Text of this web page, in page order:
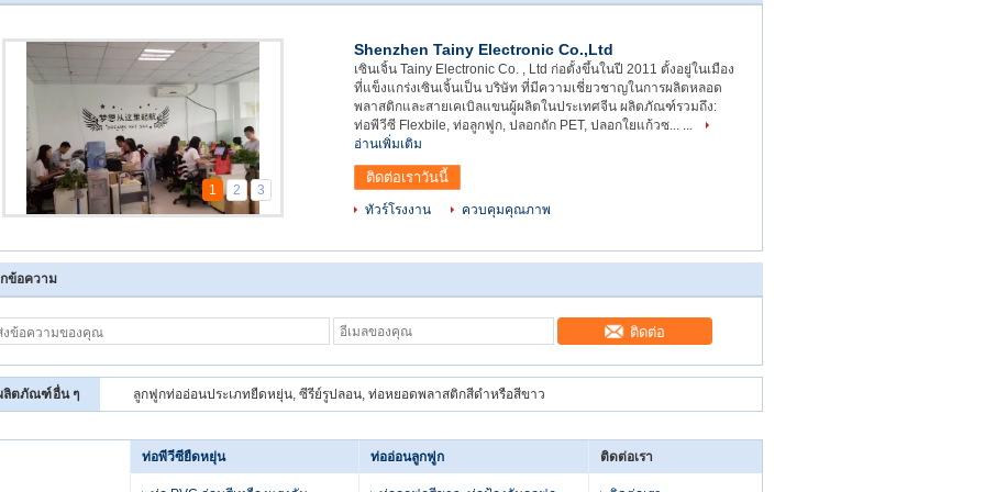
1 2 3
Shenzhen Tainy Electronic Co.,Ltd
เซินเจิ้น Tainy Electronic Co. , Ltd ก่อตั้งขึ้นในปี 2011 ตั้งอยู่ในเมือง
ที่แข็งแกร่งเซินเจิ้นเป็น บริษัท ที่มีความเชี่ยวชาญในการผลิตหลอด
พลาสติกและสายเคเบิลแขนผู้ผลิตในประเทศจีน ผลิตภัณฑ์รวมถึง:
ท่อพีวีซี Flexbile, ท่อลูกฟูก, ปลอกถัก PET, ปลอกใยแก้วซ... ...
อ่านเพิ่มเติม
ติดต่อเราวันนี้
ทัวร์โรงงาน ควบคุมคุณภาพ
ข้อความ
ติดต่อ
ลิตภัณฑ์อื่น ๆ ลูกฟูกท่ออ่อนประเภทยืดหยุ่น, ซีรีย์รูปลอน, ท่อหยอดพลาสติกสีดำหรือสีขาว
ท่อพีวีซียืดหยุ่น ท่ออ่อนลูกฟูก ติดต่อเรา